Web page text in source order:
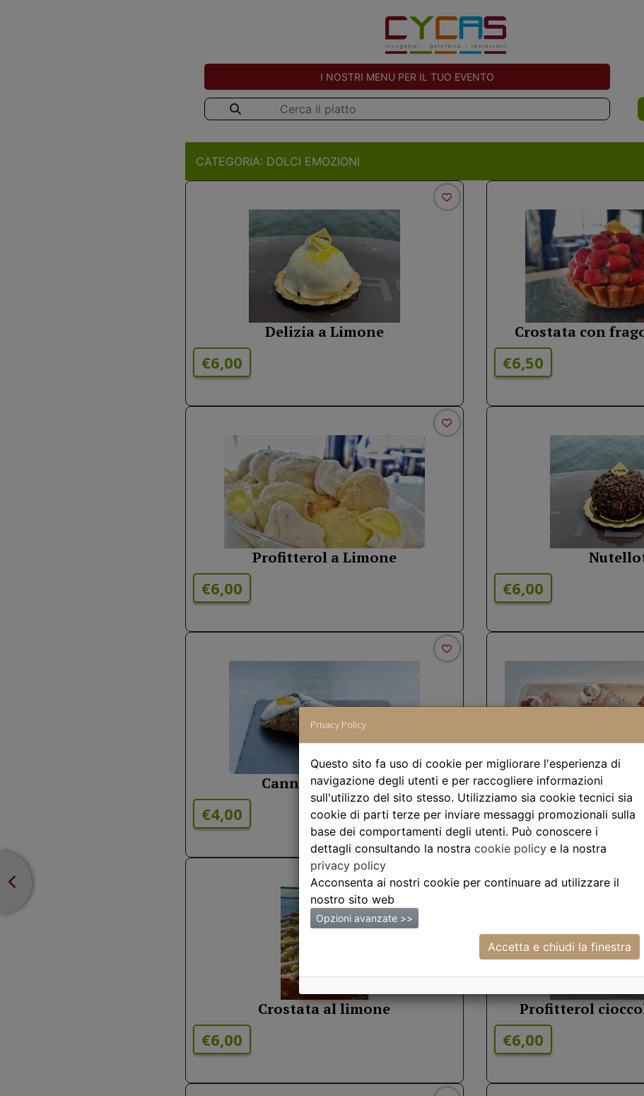
I NOSTRI MENU PER IL TUO EVENTO
CATEGORIA: DOLCI EMOZIONI
Delizia a Limone
€6,00
Crostata con
€6,50
Profitterol a Limone
€6,00 €6,00
Cannolo siciliano
€4,00
Code di
€4.00
Crostata al limone
€6,00
Profitterol
€6,00
Privacy Policy
Questo sito fa uso di cookie per migliorare l'esperienza di
navigazione degli utenti e per raccogliere informazioni
sull'utilizzo del sito stesso. Utilizziamo sia cookie tecnici sia
cookie di parti terze per inviare messaggi promozionali sulla
base dei comportamenti degli utenti. Può conoscere i
dettagli consultando la nostra cookie policy e la nostra
privacy policy
Acconsenta ai nostri cookie per continuare ad utilizzare il
nostro sito web
Opzioni avanzate >>
Accetta e chiudi la finestra